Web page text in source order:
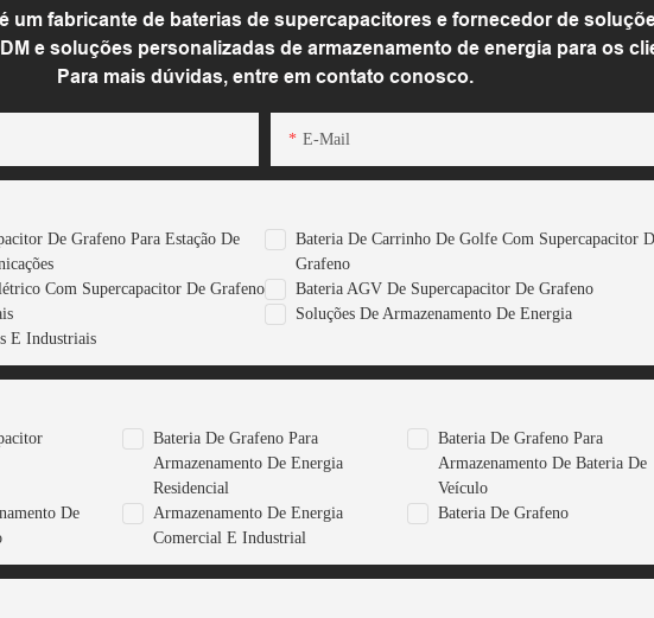
um fabricante de baterias de supercapacitores e fornecedor de
e soluções personalizadas de armazenamento de energia para os
Para mais dúvidas, entre em contato conosco.
E-Mail
De Grafeno Para Estação De
Bateria De Carrinho De Golfe Com Supercapacitor
Grafeno
Com Supercapacitor De Grafeno
Bateria AGV De Supercapacitor De Grafeno
Soluções De Armazenamento De Energia
E Industriais
Bateria De Grafeno Para
Armazenamento De Energia
Residencial
Bateria De Grafeno Para
Armazenamento De Bateria De
Veículo
De
Armazenamento De Energia
Comercial E Industrial
Bateria De Grafeno